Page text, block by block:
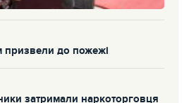
призвели до пожежі
затримали наркоторговця